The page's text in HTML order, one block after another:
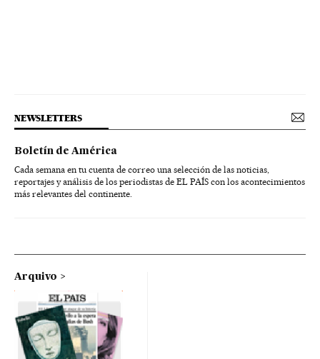
NEWSLETTERS
Boletín de América
Cada semana en tu cuenta de correo una selección de las noticias,
reportajes y análisis de los periodistas de EL PAÍS con los acontecimientos
más relevantes del continente.
Arquivo